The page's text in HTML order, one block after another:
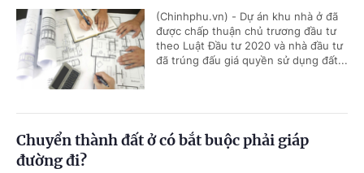
(Chinhphu.vn) - Dự án khu nhà ở đã
được chấp thuận chủ trương đầu tư
theo Luật Đầu tư 2020 và nhà đầu tư
đã trúng đấu giá quyền sử dụng đất...
Chuyển thành đất ở có bắt buộc phải giáp
đường đi?